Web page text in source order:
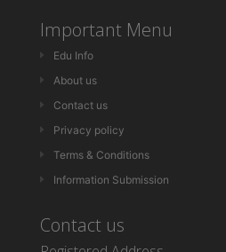
Important Menu
Edu Info
About us
Contact us
Privacy policy
Terms & Conditions
Information Submission
Contact us